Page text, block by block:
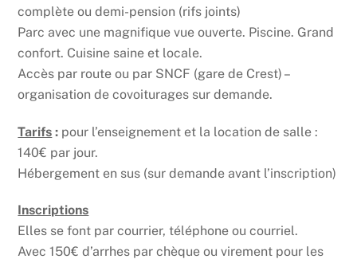
complète ou demi-pension (rifs joints)
Parc avec une magnifique vue ouverte. Piscine. Grand
confort. Cuisine saine et locale.
Accès par route ou par SNCF (gare de Crest) –
organisation de covoiturages sur demande.
Tarifs : pour l’enseignement et la location de salle :
140€ par jour.
Hébergement en sus (sur demande avant l’inscription)
Inscriptions
Elles se font par courrier, téléphone ou courriel.
Avec 150€ d’arrhes par chèque ou virement pour les